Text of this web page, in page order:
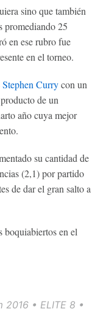
sino que también
promediando 25
en ese rubro fue
en el torneo.
Stephen Currycon un
de un
año cuya mejor
su cantidad de
(2,1) por partido
de dar el gran salto a
boquiabiertos en el
2016 • ELITE 8 •